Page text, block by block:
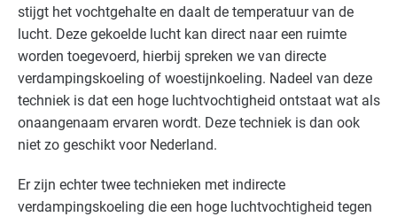
Voedingsindustrie - brood en banket Gevorderd
Voedingsindustrie - overig Gevorderd
Gevorderd
Voedingsindustrie - zoetwaren
Zorg - dierenartsen Gevorderd
stijgt het vochtgehalte en daalt de temperatuur van de
lucht. Deze gekoelde lucht kan direct naar een ruimte
worden toegevoerd, hierbij spreken we van directe
verdampingskoeling of woestijnkoeling. Nadeel van deze
techniek is dat een hoge luchtvochtigheid ontstaat wat als
onaangenaam ervaren wordt. Deze techniek is dan ook
niet zo geschikt voor Nederland.
Er zijn echter twee technieken met indirecte
verdampingskoeling die een hoge luchtvochtigheid tegen